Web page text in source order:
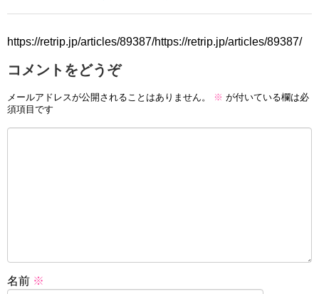
https://retrip.jp/articles/89387/https://retrip.jp/articles/89387/
コメントをどうぞ
メールアドレスが公開されることはありません。 ※ が付いている欄は必
須項目です
名前 ※